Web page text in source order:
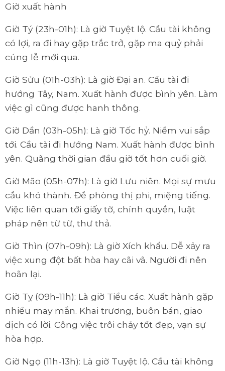
Giờ xuất hành
Giờ Tý (23h-01h): Là giờ Tuyệt lộ. Cầu tài không
có lợi, ra đi hay gặp trắc trở, gặp ma quỷ phải
cúng lễ mới qua.
Giờ Sửu (01h-03h): Là giờ Đại an. Cầu tài đi
hướng Tây, Nam. Xuất hành được bình yên. Làm
việc gì cũng được hanh thông.
Giờ Dần (03h-05h): Là giờ Tốc hỷ. Niềm vui sắp
tới. Cầu tài đi hướng Nam. Xuất hành được bình
yên. Quãng thời gian đầu giờ tốt hơn cuối giờ.
Giờ Mão (05h-07h): Là giờ Lưu niên. Mọi sự mưu
cầu khó thành. Đề phòng thị phi, miệng tiếng.
Việc liên quan tới giấy tờ, chính quyền, luật
pháp nên từ từ, thư thả.
Giờ Thìn (07h-09h): Là giờ Xích khẩu. Dễ xảy ra
việc xung đột bất hòa hay cãi vã. Người đi nên
hoãn lại.
Giờ Tỵ (09h-11h): Là giờ Tiểu các. Xuất hành gặp
nhiều may mắn. Khai trương, buôn bán, giao
dịch có lời. Công việc trôi chảy tốt đẹp, vạn sự
hòa hợp.
Giờ Ngọ (11h-13h): Là giờ Tuyệt lộ. Cầu tài không